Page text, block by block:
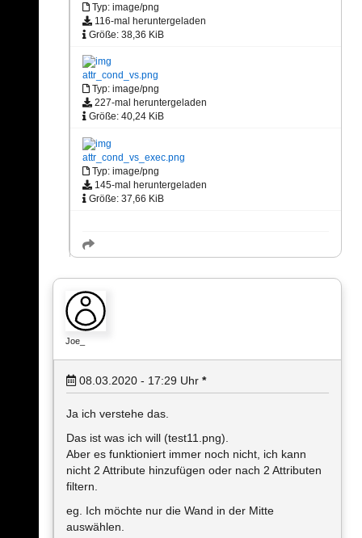
Typ: image/png
116-mal heruntergeladen
Größe: 38,36 KiB
attr_cond_vs.png
Typ: image/png
227-mal heruntergeladen
Größe: 40,24 KiB
attr_cond_vs_exec.png
Typ: image/png
145-mal heruntergeladen
Größe: 37,66 KiB
Joe_
08.03.2020 - 17:29 Uhr *
Ja ich verstehe das.
Das ist was ich will (test11.png).
Aber es funktioniert immer noch nicht, ich kann
nicht 2 Attribute hinzufügen oder nach 2 Attributen
filtern.
eg. Ich möchte nur die Wand in der Mitte
auswählen.